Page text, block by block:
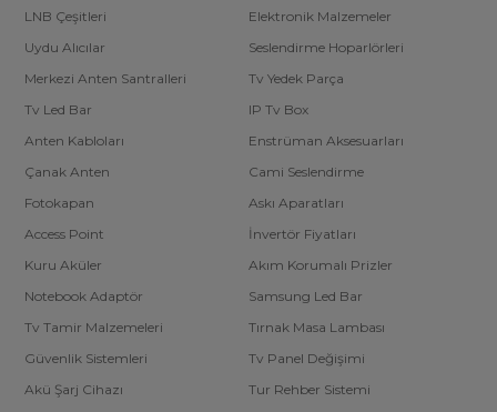
LNB Çeşitleri
Elektronik Malzemeler
Uydu Alıcılar
Seslendirme Hoparlörleri
Merkezi Anten Santralleri
Tv Yedek Parça
Tv Led Bar
IP Tv Box
Anten Kabloları
Enstrüman Aksesuarları
Çanak Anten
Cami Seslendirme
Fotokapan
Askı Aparatları
Access Point
İnvertör Fiyatları
Kuru Aküler
Akım Korumalı Prizler
Notebook Adaptör
Samsung Led Bar
Tv Tamir Malzemeleri
Tırnak Masa Lambası
Güvenlik Sistemleri
Tv Panel Değişimi
Akü Şarj Cihazı
Tur Rehber Sistemi